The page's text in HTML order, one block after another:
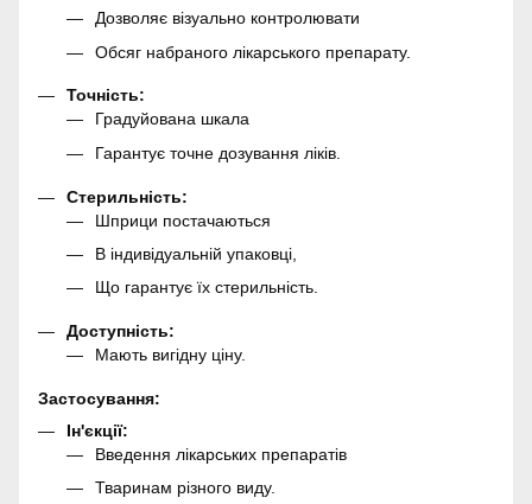
Дозволяє візуально контролювати
Обсяг набраного лікарського препарату.
Точність:
Градуйована шкала
Гарантує точне дозування ліків.
Стерильність:
Шприци постачаються
В індивідуальній упаковці,
Що гарантує їх стерильність.
Доступність:
Мають вигідну ціну.
Застосування:
Ін'єкції:
Введення лікарських препаратів
Тваринам різного виду.